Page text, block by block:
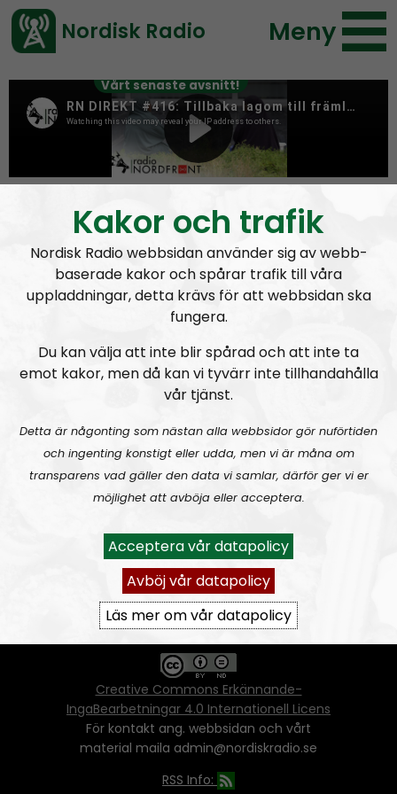
Vårt senaste avsnitt!
Nordisk Radio Meny
Ansvarig utgivare:Vera Oredsson
Vårdatapolicy
Du får kopiera och sprida vårt material
oförändrat, men uppge oss som källa.
Om ni vill sprida ett urklipp ni själva skapat
går även det bra, så länge det inte görs med
ett vinstdrivande syfte - då behöver ni
skriftlig tillåtelse från oss.
Creative Commons Erkännande-
IngaBearbetningar 4.0 Internationell Licens
För kontakt ang. webbsidan och vårt
material maila admin@nordiskradio.se
RSS Info:
Kakor och trafik
Nordisk Radio webbsidan använder sig av webb-
baserade kakor och spårar trafik till våra
uppladdningar, detta krävs för att webbsidan ska
fungera.
Du kan välja att inte blir spårad och att inte ta
emot kakor, men då kan vi tyvärr inte tillhandahålla
vår tjänst.
Detta är någonting som nästan alla webbsidor gör nuförtiden
och ingenting konstigt eller udda, men vi är måna om
transparens vad gäller den data vi samlar, därför ger vi er
möjlighet att avböja eller acceptera.
Acceptera vår datapolicy
Avböj vår datapolicy
Läs mer om vår datapolicy